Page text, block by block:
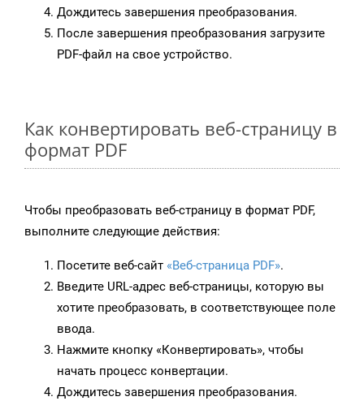
Дождитесь завершения преобразования.
После завершения преобразования загрузите
PDF-файл на свое устройство.
Как конвертировать веб-страницу в
формат PDF
Чтобы преобразовать веб-страницу в формат PDF,
выполните следующие действия:
Посетите веб-сайт «Веб-страница PDF».
Введите URL-адрес веб-страницы, которую вы
хотите преобразовать, в соответствующее поле
ввода.
Нажмите кнопку «Конвертировать», чтобы
начать процесс конвертации.
Дождитесь завершения преобразования.